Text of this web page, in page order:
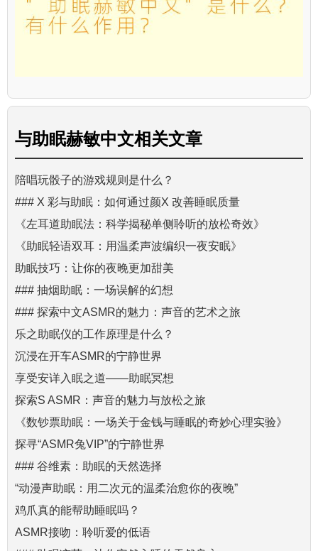
与助眠赫敏中文相关文章
陪唱玩骰子的游戏规则是什么？
### X 彩与助眠：如何通过颜X 改善睡眠质量
《左耳道助眠法：科学揭秘单侧聆听的放松奇效》
《助眠轻语双耳：用温柔声波编织一夜安眠》
助眠技巧：让你的夜晚更加甜美
### 抽烟助眠：一场误解的幻想
### 探索中文ASMR的魅力：声音的艺术之旅
乐之助眠仪的工作原理是什么？
沉浸在开车ASMR的宁静世界
享受安详入眠之道——助眠冥想
探索S ASMR：声音的魅力与放松之旅
《数钞票助眠：一场关于金钱与睡眠的奇妙心理实验》
探寻“ASMR兔VIP”的宁静世界
### 谷维素：助眠的天然选择
“动漫声助眠：用二次元的温柔治愈你的夜晚”
鸡爪真的能帮助睡眠吗？
ASMR接吻：聆听爱的低语